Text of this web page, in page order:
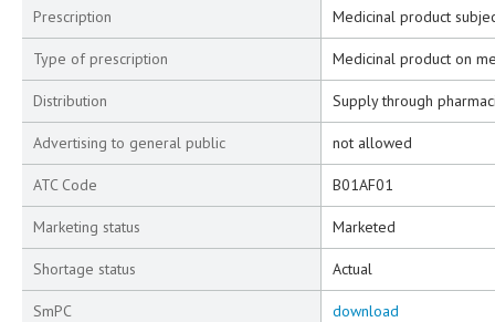
Prescription Medicinal product
Type of prescription Medicinal product on
Distribution Supply through
Advertising to general public not allowed
ATC Code B01AF01
Marketing status Marketed
Shortage status Actual
SmPC download